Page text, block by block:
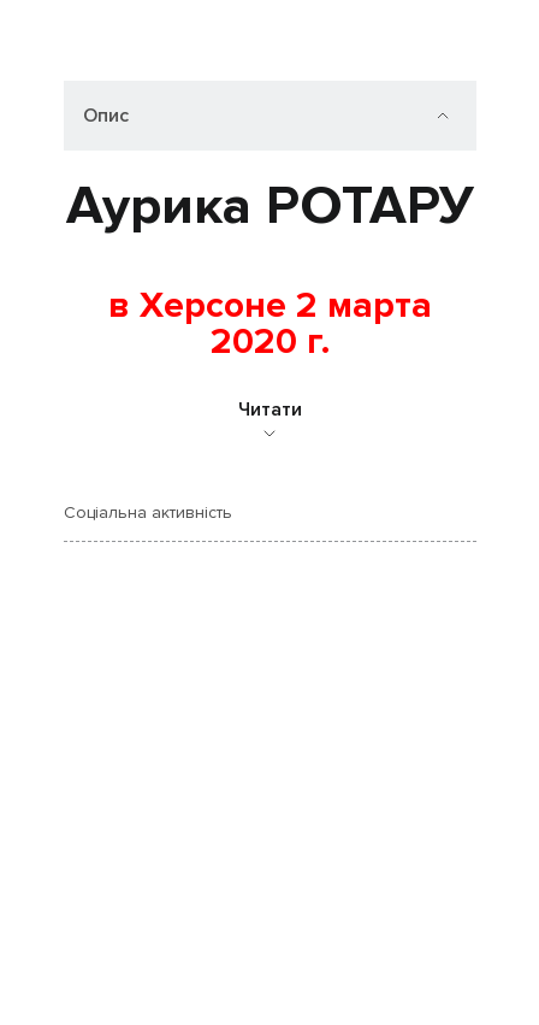
Опис
Аурика РОТАРУ
в Херсоне 2 марта
2020 г.
Эксклюзивная продажа
на сайте ХОЧУ БИЛЕТ
Читати
Соціальна активність